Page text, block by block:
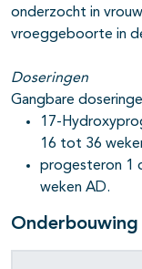
onderzocht in
vroeggeboorte in
Doseringen
Gangbare
17-
16 tot 36
progesteron 1
weken AD.
Onderbouwing